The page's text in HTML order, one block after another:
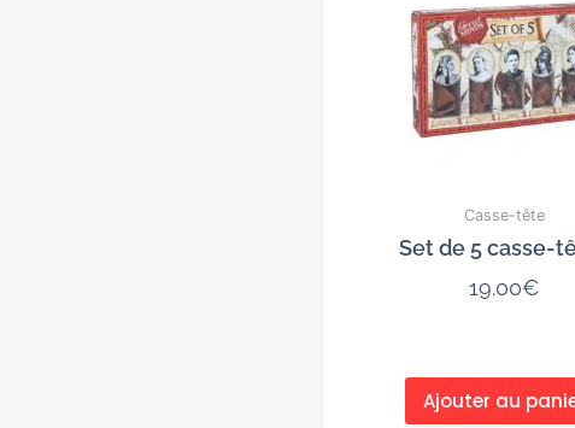
Casse-tête
Set de 5 casse-
19.00€
Ajouter au